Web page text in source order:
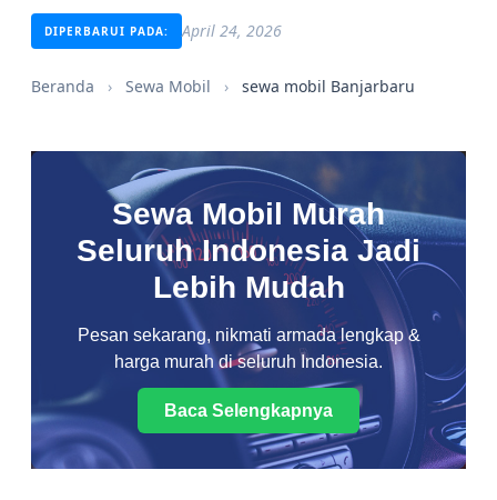
DIPERBARUI PADA: April 24, 2026
Beranda › Sewa Mobil › sewa mobil Banjarbaru
Sewa Mobil Murah
Seluruh Indonesia Jadi
Lebih Mudah
Pesan sekarang, nikmati armada lengkap &
harga murah di seluruh Indonesia.
Baca Selengkapnya